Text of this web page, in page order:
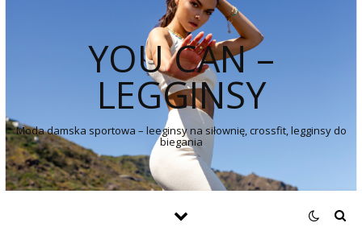
YOU CAN –
LEGGINSY
Moda damska sportowa – leeginsy na siłownię, crossfit, legginsy do
biegania